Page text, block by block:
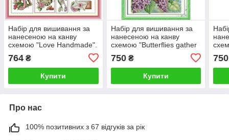
Набір для вишивання за
нанесеною на канву
схемою "Love Handmade".
AIDA 14CT printed 41*42
см
764 ₴
Купити
Набір для вишивання за
нанесеною на канву
схемою "Butterflies gather
honey". AIDA 14CT printed,
33*18 см
750₴
Купити
см
750
Про нас
100% позитивних з 67 відгуків за рік